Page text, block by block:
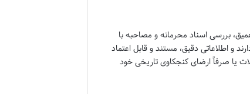
بررسی اسناد محرمانه و مصاحبه با
و اطلاعاتی دقیق، مستند و قابل اعتماد
یا صرفاً ارضای کنجکاوی تاریخی خود